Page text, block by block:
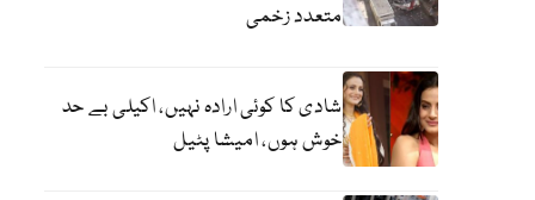
متعدد زخمی
شادی کا کوئی ارادہ نہیں، اکیلی بے حد
خوش ہوں، امیشا پٹیل